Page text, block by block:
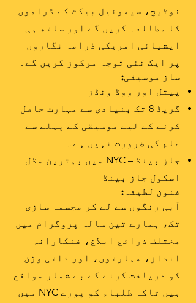
نوٹیج، سیموئیل بیکٹ کے ڈراموں
کا مطالعہ کریں گے اور ساتھ ہی
ایشیائی امریکی ڈرامہ نگاروں
پر ایک نئی توجہ مرکوز کریں گے۔
ساز موسیقی:
پیتل اور ووڈ ونڈز
گریڈ 8 تک بنیادی سے مہارت حاصل
کرنے کے لیے موسیقی کے پہلے سے
علم کی ضرورت نہیں ہے۔
جاز بینڈ – NYC میں بہترین مڈل
اسکول جاز بینڈ
فنون لطیفہ:
آبی رنگوں سے لے کر مجسمہ سازی
تک، ہمارے تین سالہ پروگرام میں
مختلف ذرائع ابلاغ، فنکارانہ
انداز، مہارتوں، اور ذاتی وژن
کو دریافت کرنے کے بے شمار مواقع
ہیں تاکہ طلباء کو پورے NYC میں